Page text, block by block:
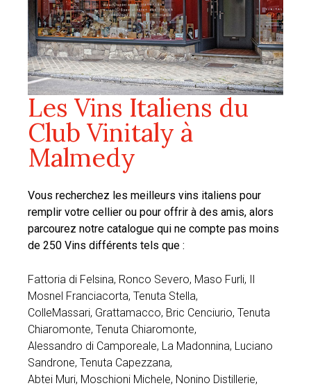
Les Vins Italiens du
Club Vinitaly à
Malmedy
Vous recherchez les meilleurs vins italiens pour
remplir votre cellier ou pour offrir à des amis, alors
parcourez notre catalogue qui ne compte pas moins
de 250 Vins différents tels que :
Fattoria di Felsina, Ronco Severo, Maso Furli, Il
Mosnel Franciacorta, Tenuta Stella,
ColleMassari, Grattamacco, Bric Cenciurio, Tenuta
Chiaromonte, Tenuta Chiaromonte,
Alessandro di Camporeale, La Madonnina, Luciano
Sandrone, Tenuta Capezzana,
Abtei Muri, Moschioni Michele, Nonino Distillerie,